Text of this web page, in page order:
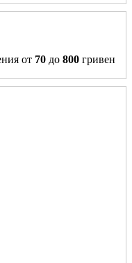
от 70 до 800 гривен